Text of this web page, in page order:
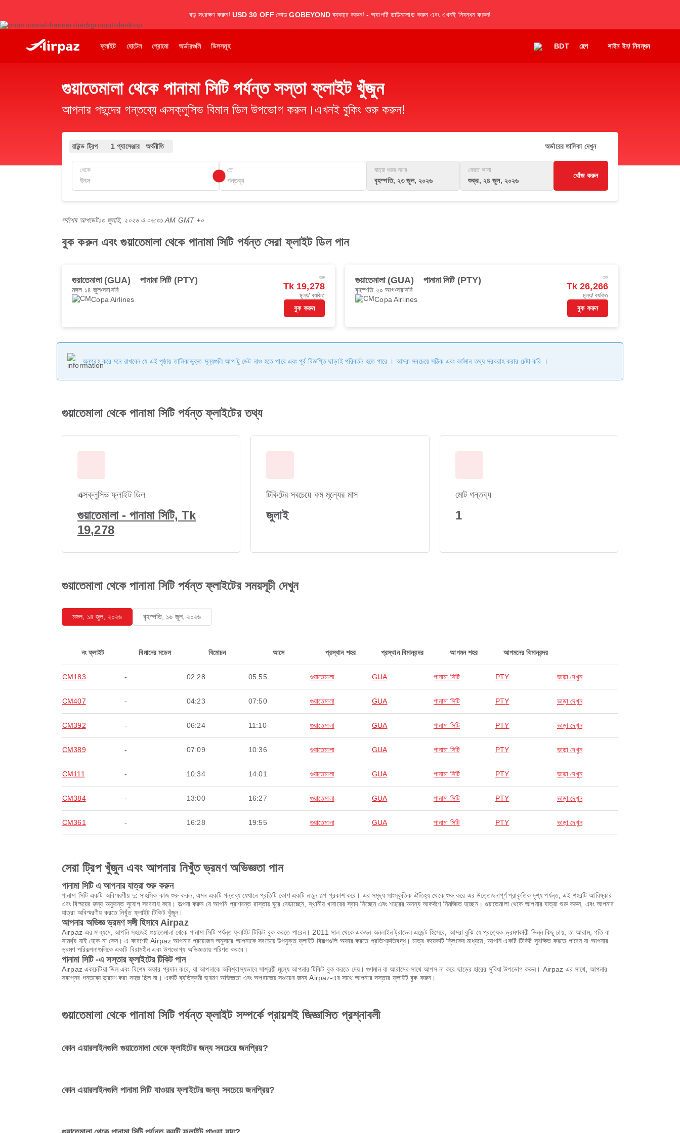
বড় সংরক্ষণ করুন! USD 30 OFF কোড GOBEYOND ব্যবহার করুন! - অ্যাপটি ডাউনলোড করুন এবং এখনই নিবন্ধন করুন!
ফ্লাইট হোটেল প্রোমো অর্ডারগুলি ডিলসমূহ BDT হেল্প সাইন ইন/ নিবন্ধন
গুয়াতেমালা থেকে পানামা সিটি পর্যন্ত সস্তা ফ্লাইট খুঁজুন
আপনার পছন্দের গন্তব্যে এক্সক্লুসিভ বিমান ডিল উপভোগ করুন।এখনই বুকিং শুরু করুন!
রাউন্ড ট্রিপ 1 প্যাসেঞ্জার অর্থনীতি অর্ডারের তালিকা দেখুন
থেকে তে যাত্রা শুরুর সময়
বৃহস্পতি, ২৩ জুল, ২০২৬
ফেরত আসা
শুক্র, ২৪ জুল, ২০২৬
খোঁজ করুন
সর্বশেষ আপডেট১৩ জুলাই, ২০২৬ এ ০৬:৩১ AM GMT +০
বুক করুন এবং গুয়াতেমালা থেকে পানামা সিটি পর্যন্ত সেরা ফ্লাইট ডিল পান
গুয়াতেমালা (GUA) পানামা সিটি (PTY)
মঙ্গল ১৪ জুলসরাসরি
Copa Airlines
শুরু
Tk 19,278
মূল্য/ ব্যক্তি
বুক করুন
গুয়াতেমালা (GUA) পানামা সিটি (PTY)
বৃহস্পতি ২০ আগসরাসরি
Copa Airlines
শুরু
Tk 26,266
মূল্য/ ব্যক্তি
বুক করুন
অনুগ্রহ করে মনে রাখবেন যে এই পৃষ্ঠায় তালিকাভুক্ত মূল্যগুলি আপ টু ডেট নাও হতে পারে এবং পূর্ব বিজ্ঞপ্তি ছাড়াই পরিবর্তন হতে পারে । আমরা সবচেয়ে সঠিক এবং বর্তমান তথ্য সরবরাহ করার চেষ্টা করি ।
গুয়াতেমালা থেকে পানামা সিটি পর্যন্ত ফ্লাইটের তথ্য
এক্সক্লুসিভ ফ্লাইট ডিল
গুয়াতেমালা - পানামা সিটি, Tk
19,278
টিকিটের সবচেয়ে কম মূল্যের মাস
জুলাই
মোট গন্তব্য
1
গুয়াতেমালা থেকে পানামা সিটি পর্যন্ত ফ্লাইটের সময়সূচী দেখুন
মঙ্গল, ১৪ জুল, ২০২৬ বৃহস্পতি, ১৬ জুল, ২০২৬
নং ফ্লাইট বিমানের মডেল বিমোচন আসে প্রস্থান শহর প্রস্থান বিমানবন্দর আগমন শহর আগমনের বিমানবন্দর
CM183 - 02:28 05:55 গুয়াতেমালা GUA পানামা সিটি PTY ভাড়া দেখুন
CM407 - 04:23 07:50 গুয়াতেমালা GUA পানামা সিটি PTY ভাড়া দেখুন
CM392 - 06:24 11:10 গুয়াতেমালা GUA পানামা সিটি PTY ভাড়া দেখুন
CM389 - 07:09 10:36 গুয়াতেমালা GUA পানামা সিটি PTY ভাড়া দেখুন
CM111 - 10:34 14:01 গুয়াতেমালা GUA পানামা সিটি PTY ভাড়া দেখুন
CM384 - 13:00 16:27 গুয়াতেমালা GUA পানামা সিটি PTY ভাড়া দেখুন
CM361 - 16:28 19:55 গুয়াতেমালা GUA পানামা সিটি PTY ভাড়া দেখুন
সেরা ট্রিপ খুঁজুন এবং আপনার নিখুঁত ভ্রমণ অভিজ্ঞতা পান
পানামা সিটি এ আপনার যাত্রা শুরু করুন
পানামা সিটি একটি অবিস্মরণীয় দু: সাহসিক কাজ শুরু করুন, এমন একটি গন্তব্য যেখানে প্রতিটি কোণ একটি নতুন গল্প প্রকাশ করে। এর সমৃদ্ধ সাংস্কৃতিক ঐতিহ্য থেকে শুরু করে এর উত্তেজনাপূর্ণ প্রাকৃতিক দৃশ্য পর্যন্ত, এই শহরটি আবিষ্কার
এবং বিস্ময়ের জন্য অফুরন্ত সুযোগ সরবরাহ করে। কল্পনা করুন যে আপনি প্রাণবন্ত রাস্তায় ঘুরে বেড়াচ্ছেন, স্থানীয় খাবারের স্বাদ নিচ্ছেন এবং শহরের অনন্য আকর্ষণে নিমজ্জিত হচ্ছেন। গুয়াতেমালা থেকে আপনার যাত্রা শুরু করুন, এবং আপনার
যাত্রা অবিস্মরণীয় করতে নিখুঁত ফ্লাইট টিকিট খুঁজুন।
আপনার অভিজ্ঞ ভ্রমণ সঙ্গী হিসাবে Airpaz
Airpaz-এর মাধ্যমে, আপনি সহজেই গুয়াতেমালা থেকে পানামা সিটি পর্যন্ত ফ্লাইট টিকিট বুক করতে পারেন। 2011 সাল থেকে একজন অনলাইন ট্রাভেল এজেন্ট হিসেবে, আমরা বুঝি যে প্রত্যেক ভ্রমণকারী ভিন্ন কিছু চায়, তা আরাম, গতি বা
সামর্থ্য যাই হোক না কেন। এ কারণেই Airpaz আপনার প্রয়োজন অনুসারে আপনাকে সবচেয়ে উপযুক্ত ফ্লাইট বিকল্পগুলি অফার করতে প্রতিশ্রুতিবদ্ধ। মাত্র কয়েকটি ক্লিকের মাধ্যমে, আপনি একটি টিকিট সুরক্ষিত করতে পারেন যা আপনার
ভ্রমণ পরিকল্পনাগুলিকে একটি বিরামহীন এবং উপভোগ্য অভিজ্ঞতায় পরিণত করবে।
পানামা সিটি -এ সস্তার ফ্লাইটের টিকিট পান
Airpaz একচেটিয়া ডিল এবং বিশেষ অফার প্রদান করে, যা আপনাকে অবিশ্বাস্যভাবে সাশ্রয়ী মূল্যে আপনার টিকিট বুক করতে দেয়। গুণমান বা আরামের সাথে আপস না করে ছাড়ের হারের সুবিধা উপভোগ করুন। Airpaz এর সাথে, আপনার
স্বপ্নের গন্তব্যে ভ্রমণ করা সহজ ছিল না। একটি ব্যতিক্রমী ভ্রমণ অভিজ্ঞতা এবং অপরাজেয় সঞ্চয়ের জন্য Airpaz-এর সাথে আপনার সস্তার ফ্লাইট বুক করুন।
গুয়াতেমালা থেকে পানামা সিটি পর্যন্ত ফ্লাইট সম্পর্কে প্রায়শই জিজ্ঞাসিত প্রশ্নাবলী
কোন এয়ারলাইনগুলি গুয়াতেমালা থেকে ফ্লাইটের জন্য সবচেয়ে জনপ্রিয়?
কোন এয়ারলাইনগুলি পানামা সিটি যাওয়ার ফ্লাইটের জন্য সবচেয়ে জনপ্রিয়?